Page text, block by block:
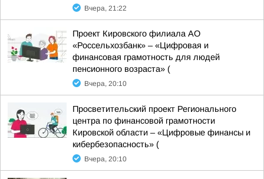
Вчера, 21:22
Проект Кировского филиала АО
«Россельхозбанк» – «Цифровая и
финансовая грамотность для людей
пенсионного возраста» (
Вчера, 20:10
Просветительский проект Регионального
центра по финансовой грамотности
Кировской области – «Цифровые финансы и
кибербезопасность» (
Вчера, 20:10